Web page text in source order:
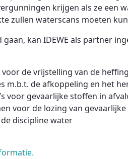
krijgen als ze een
zullen waterscans moeten
kan IDEWE als partner
de vrijstelling van de
m.b.t. de afkoppeling en het
voor gevaarlijke stoffen in
voor de lozing van
discipline water